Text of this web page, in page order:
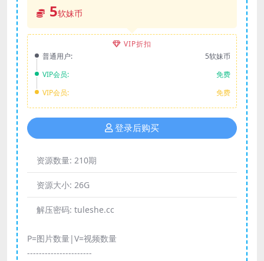
5软妹币
VIP折扣
普通用户:
5软妹币
VIP会员:
免费
VIP会员:
免费
登录后购买
资源数量: 210期
资源大小: 26G
解压密码: tuleshe.cc
P=图片数量|V=视频数量
----------------------